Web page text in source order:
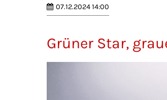
07.12.2024 14:00
Grüner Star,